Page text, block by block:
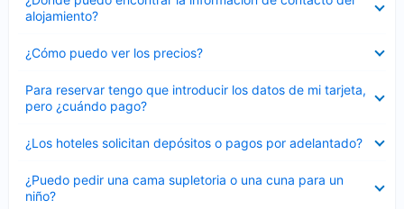
alojamiento?
cerrado
¿Cómo puedo ver los precios?
cerrado
Para reservar tengo que introducir los datos de mi tarjeta,
pero ¿cuándo pago?
cerrado
¿Los hoteles solicitan depósitos o pagos por adelantado?
cerrado
¿Puedo pedir una cama supletoria o una cuna para un
niño?
cerrado